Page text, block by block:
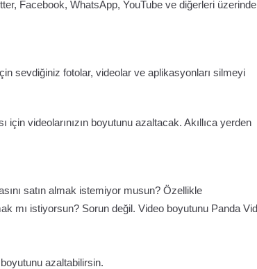
Facebook, WhatsApp, YouTube ve diğerleri üzerinde
sevdiğiniz fotolar, videolar ve aplikasyonları silmeyi
için videolarınızın boyutunu azaltacak. Akıllıca yerden
satın almak istemiyor musun? Özellikle
mı istiyorsun? Sorun değil. Video boyutunu Panda
azaltabilirsin.